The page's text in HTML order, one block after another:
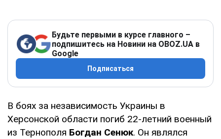
Будьте первыми в курсе главного –
подпишитесь на Новини на OBOZ.UA в
Google
Подписаться
В боях за независимость Украины в
Херсонской области погиб 22-летний военный
из Тернополя Богдан Сенюк. Он являлся